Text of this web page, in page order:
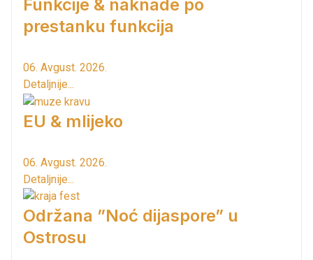
Funkcije & naknade po
prestanku funkcija
06. Avgust. 2026.
Detaljnije...
EU & mlijeko
06. Avgust. 2026.
Detaljnije...
Održana ”Noć dijaspore” u
Ostrosu